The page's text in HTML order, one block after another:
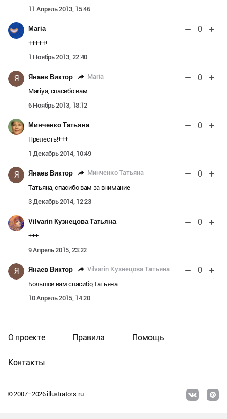
11 Апрель 2013, 15:46
Maria 0
+++++!
1 Ноябрь 2013, 22:40
Я Янаев Виктор Maria 0
Mariya, спасибо вам
6 Ноябрь 2013, 18:12
Минченко Татьяна 0
Прелесть!+++
1 Декабрь 2014, 10:49
Я Янаев Виктор Минченко Татьяна 0
Татьяна, спасибо вам за внимание
3 Декабрь 2014, 12:23
Vilvarin Кузнецова Татьяна 0
+++
9 Апрель 2015, 23:22
Я Янаев Виктор Vilvarin Кузнецова Татьяна 0
Большое вам спасибо,Татьяна
10 Апрель 2015, 14:20
© 2007–2026illustrators.ru
О проекте Правила Помощь
Контакты